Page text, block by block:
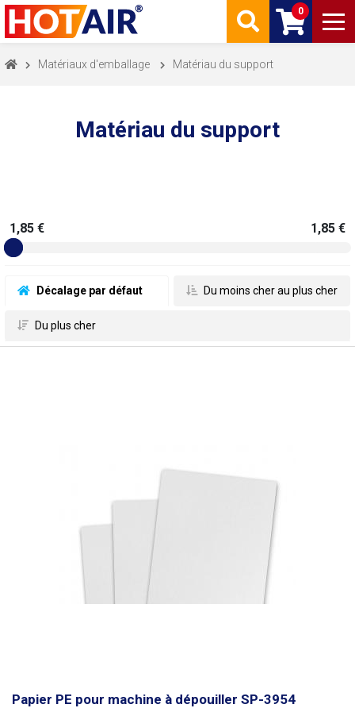
0
Matériaux d'emballage Matériau du support
Matériau du support
Décalage par défaut Du moins cher au plus cher
Du plus cher
1,85 € 1,85 €
Papier PE pour machine à dépouiller SP-3954